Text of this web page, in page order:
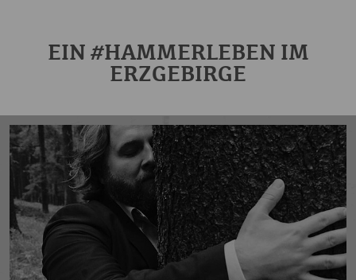
EIN #HAMMERLEBEN IM
ERZGEBIRGE